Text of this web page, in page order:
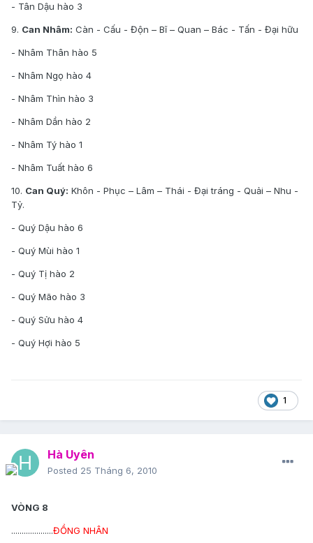
- Tân Dậu hào 3
9. Can Nhâm: Càn - Cấu - Độn – Bĩ – Quan – Bác - Tấn - Đại hữu
- Nhâm Thân hào 5
- Nhâm Ngọ hào 4
- Nhâm Thìn hào 3
- Nhâm Dần hào 2
- Nhâm Tý hào 1
- Nhâm Tuất hào 6
10. Can Quý: Khôn - Phục – Lâm – Thái - Đại tráng - Quải – Nhu -
Tỷ.
- Quý Dậu hào 6
- Quý Mùi hào 1
- Quý Tị hào 2
- Quý Mão hào 3
- Quý Sửu hào 4
- Quý Hợi hào 5
1
Hà Uyên
Posted 25 Tháng 6, 2010
VÒNG 8
....................ĐỒNG NHÂN